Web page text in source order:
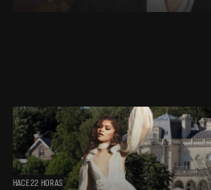
HACE 22 HORAS